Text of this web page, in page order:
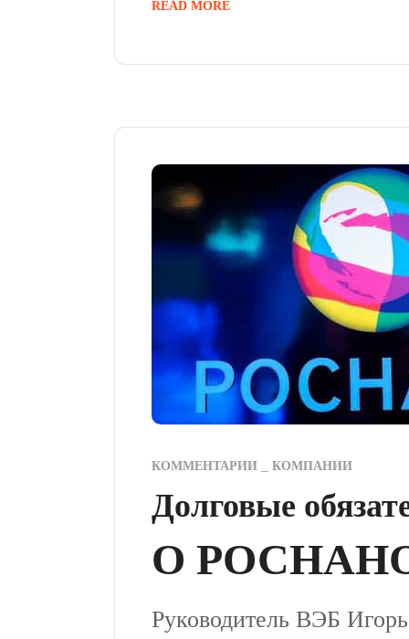
READ MORE
КОММЕНТАРИИ КОМПАНИИ
Долговые
О РОСНАНО
Руководитель ВЭБ